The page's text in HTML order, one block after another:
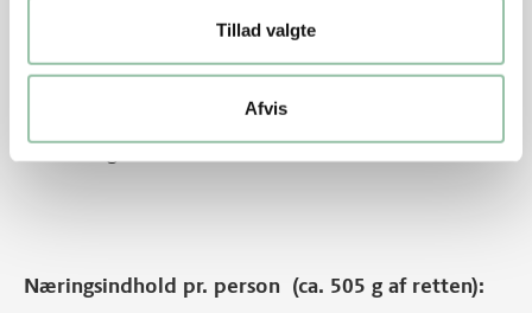
Tillad valgte
Afvis
fra gris. Før hed udskæringen medaljoner af svinefilet
af svinekam fra svin.
Nu hedder det schnitzler af inderlår fra gris. Før hed
udskæringen skinkeschnitzler af inderlår fra svin.
Næringsindhold pr. person (ca. 505 g af retten):